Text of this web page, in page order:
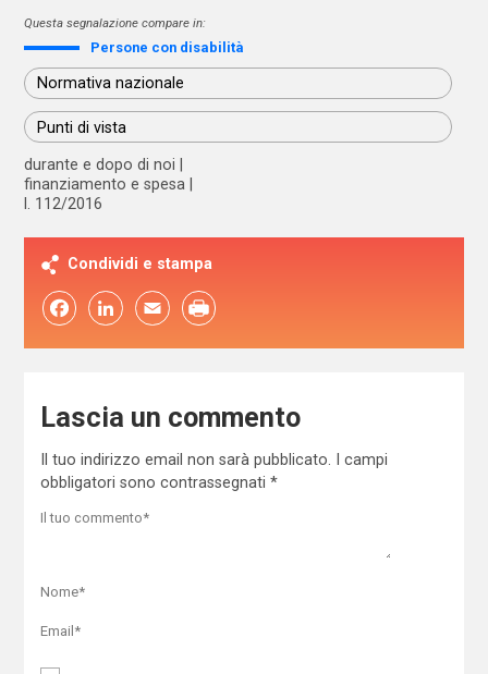
Questa segnalazione compare in:
Persone con disabilità
Normativa nazionale
Punti di vista
durante e dopo di noi
finanziamento e spesa
l. 112/2016
Condividi e stampa
FacebookLinkedIn Email
Lascia un commento
Il tuo indirizzo email non sarà pubblicato.
I campi
obbligatori sono contrassegnati *